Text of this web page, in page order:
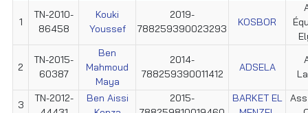
1
TN-2010-
86458
Kouki
Youssef
2019-
788259390023293
KOSBOR
2
TN-2015-
60387
Ben
Mahmoud
Maya
2014-
788259390011412
ADSELA
3
TN-2012-
Ben Aissi
2015-
BARKET EL